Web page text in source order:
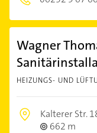
Wagner
HEIZUNGS- UND
Kalterer Str.
662 m